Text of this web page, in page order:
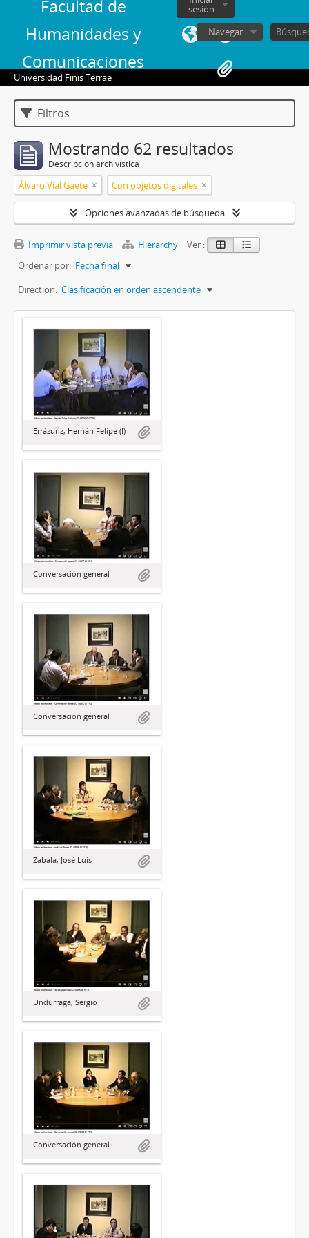
Facultad de
Humanidades y
Comunicaciones
sesión
Navegar
Universidad Finis Terrae
Filtros
Mostrando 62 resultados
Descripción archivística
Álvaro Vial Gaete Con objetos digitales
Opciones avanzadas de búsqueda
Imprimir vista previa Hierarchy
Ver :
Ordenar por: Fecha final
Direction: Clasificación en orden ascendente
Errázuriz, Hernán Felipe (I)
Conversación general
Conversación general
Zabala, José Luis
Undurraga, Sergio
Conversación general